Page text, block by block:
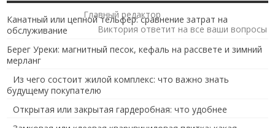
Главный редактор
Виктория ответит на все ваши вопросы
Канатный или цепной тельфер: сравнение затрат на
обслуживание
Берег Уреки: магнитный песок, кефаль на рассвете и зимний
мерланг
Из чего состоит жилой комплекс: что важно знать
будущему покупателю
Открытая или закрытая гардеробная: что удобнее